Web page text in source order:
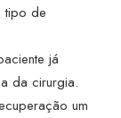
tipo de
já
da cirurgia.
um